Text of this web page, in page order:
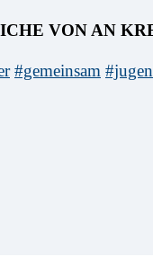
VON AN
#gemeinsam